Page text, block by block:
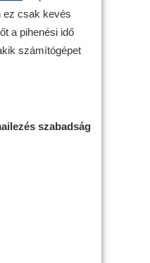
ez csak kevés
a pihenési idő
számítógépet
szabadság